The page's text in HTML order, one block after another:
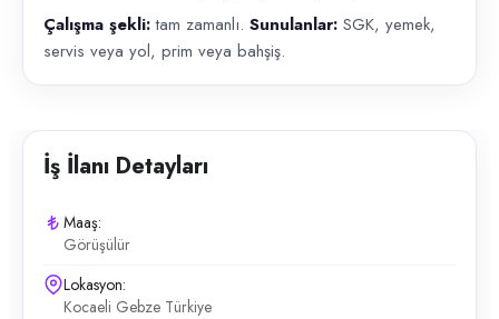
Çalışma şekli:tam zamanlı. Sunulanlar: SGK, yemek,
servis veya yol, prim veya bahşiş.
İş İlanı Detayları
Maaş:
Görüşülür
Lokasyon:
Kocaeli Gebze Türkiye